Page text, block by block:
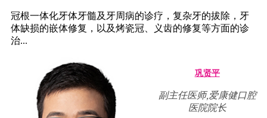
冠根一体化牙体牙髓及牙周病的诊疗，复杂牙的拔除，牙
体缺损的嵌体修复，以及烤瓷冠、义齿的修复等方面的诊
治...
巩贤平
副主任医师,爱康健口腔
医院院长